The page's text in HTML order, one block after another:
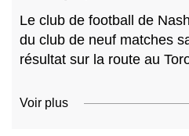
Le club de football de
du club de neuf matches
résultat sur la route au
Voir plus